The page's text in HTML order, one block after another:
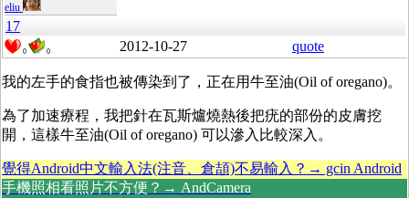
eliu
17
0 0 2012-10-27 quote
我的左手的食指也被傳染到了，正在用牛至油(Oil of oregano)。
為了加速療程，我把針在瓦斯爐燒熱後把疣的部份的皮膚挖
開，這樣牛至油(Oil of oregano) 可以滲入比較深入。
覺得Android中文輸入法(注音、倉頡)不易輸入？→ gcin Android
手機照相看照片不方便？→ AndCamera